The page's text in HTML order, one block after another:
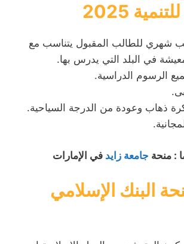
2025
شهري للطالب المقبول يتناسب مع
في البلد التي يدرس بها.
الرسوم الدراسية.
ذهاب وعودة من الدرجة السياحية.
: منحة جامعة زايد في الإمارات
البنك الإسلامي